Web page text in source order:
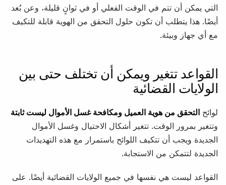
التي يمكن أن تتم في الوقت الفعلي أو في ثوانٍ قليلة، وعن بُعد
أيضًا. هذا يتطلب أن تكون حلول التحقق من الهوية قابلة للتكيف
مع أي جهاز وبيئة.
القواعد تتغير ويمكن أن تختلف حتى بين
الولايات القضائية
لوائح التحقق من هوية العميل ومكافحة غسل الأموال ليست ثابتة
وتتغير بمرور الوقت. تتغير أشكال الاحتيال وغسل الأموال
الجديدة ويجب أن تتكيف اللوائح باستمرار مع هذه التهديدات
الجديدة لتتمكن من الاستجابة.
القواعد ليست هي نفسها في جميع الولايات القضائية أيضًا. على